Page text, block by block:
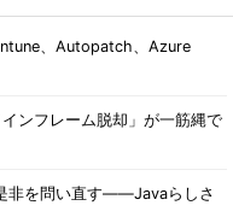
、Autopatch、Azure
ンフレーム脱却」が一筋縄で
非を問い直す――Javaらしさ